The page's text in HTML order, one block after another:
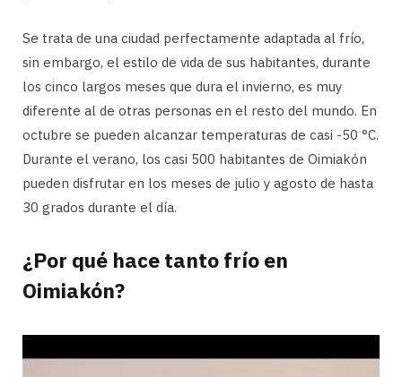
Se trata de una ciudad perfectamente adaptada al frío,
sin embargo, el estilo de vida de sus habitantes, durante
los cinco largos meses que dura el invierno, es muy
diferente al de otras personas en el resto del mundo. En
octubre se pueden alcanzar temperaturas de casi -50 °C.
Durante el verano, los casi 500 habitantes de Oimiakón
pueden disfrutar en los meses de julio y agosto de hasta
30 grados durante el día.
¿Por qué hace tanto frío en
Oimiakón?